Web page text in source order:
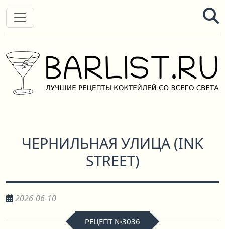
ЧЕРНИЛЬНАЯ УЛИЦА(INK
STREET)
2026-06-10
РЕЦЕПТ №3036